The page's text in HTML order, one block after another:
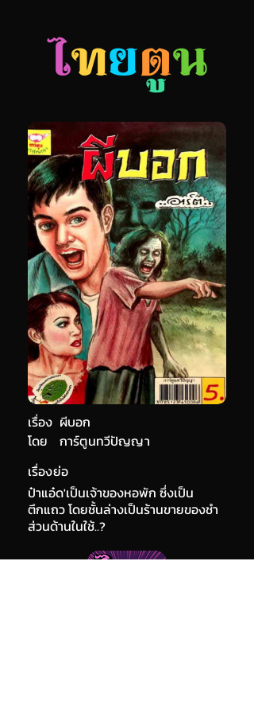
เรื่อง ผีบอก
การ์ตูนทวีปัญญา
โดย
เรื่องย่อ
ป๋าแอ๋ด'เป็นเจ้าของหอพัก ซึ่งเป็น
ตึกแถว โดยชั้นล่างเป็นร้านขายของชำ
ส่วนด้านในใช้..?